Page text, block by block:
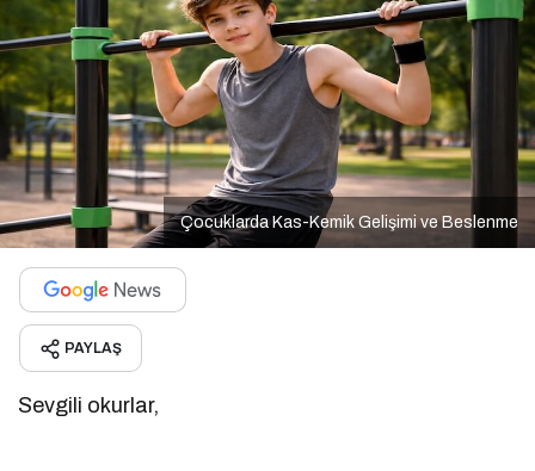
Çocuklarda Kas-Kemik Gelişimi ve Beslenme
PAYLAŞ
Sevgili okurlar,